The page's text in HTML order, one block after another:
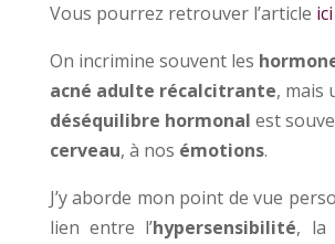
Vous pourrez retrouver l’article ici
On incrimine souvent les
acné adulte récalcitrante, mais
déséquilibre hormonal est
cerveau, à nos émotions.
J’y aborde mon point de vue
lien entre l’hypersensibilité, la